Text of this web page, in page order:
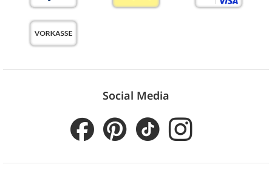
Social Media